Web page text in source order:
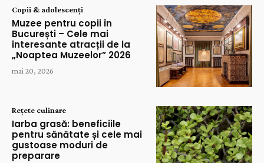
Copii & adolescenți
Muzee pentru copii în
București – Cele mai
interesante atracții de la
„Noaptea Muzeelor” 2026
mai 20, 2026
Rețete culinare
Iarba grasă: beneficiile
pentru sănătate și cele mai
gustoase moduri de
preparare